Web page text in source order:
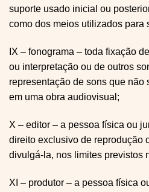
suporte usado inicial ou
como dos meios utilizados para
IX – fonograma – toda fixação
ou interpretação ou de outros
representação de sons que não
em uma obra audiovisual;
X – editor – a pessoa física ou
direito exclusivo de reprodução
divulgá-la, nos limites previstos
XI – produtor – a pessoa física